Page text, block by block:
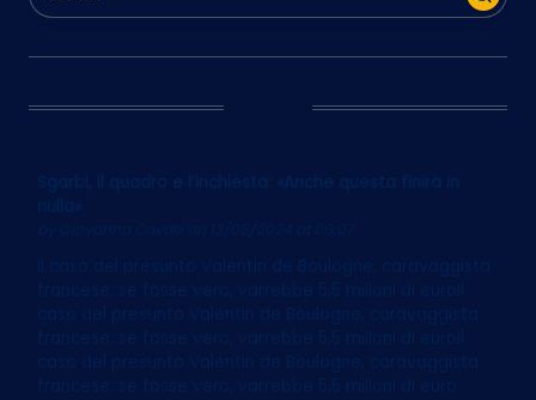
Sgarbi, il quadro e l’inchiesta: «Anche questa finirà in
nulla»
on 13/05/2024 at 06:07
Il caso del presunto Valentin de Boulogne, caravaggista
francese: se fosse vero, varrebbe 5,5 milioni di euroIl
caso del presunto Valentin de Boulogne, caravaggista
francese: se fosse vero, varrebbe 5,5 milioni di euroIl
caso del presunto Valentin de Boulogne, caravaggista
francese: se fosse vero, varrebbe 5,5 milioni di euro